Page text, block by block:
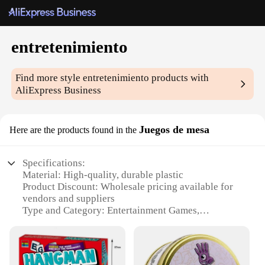
entretenimiento
Find more styleentretenimiento products with
AliExpress Business
Here are the products found in the Juegos de mesa
Specifications:
Material: High-quality, durable plastic
Product Discount: Wholesale pricing available for
vendors and suppliers
Type and Category: Entertainment Games,
Design and Style: Modern, sleek design with vibrant
colors
Usage and Purpose: Ideal for social gatherings,